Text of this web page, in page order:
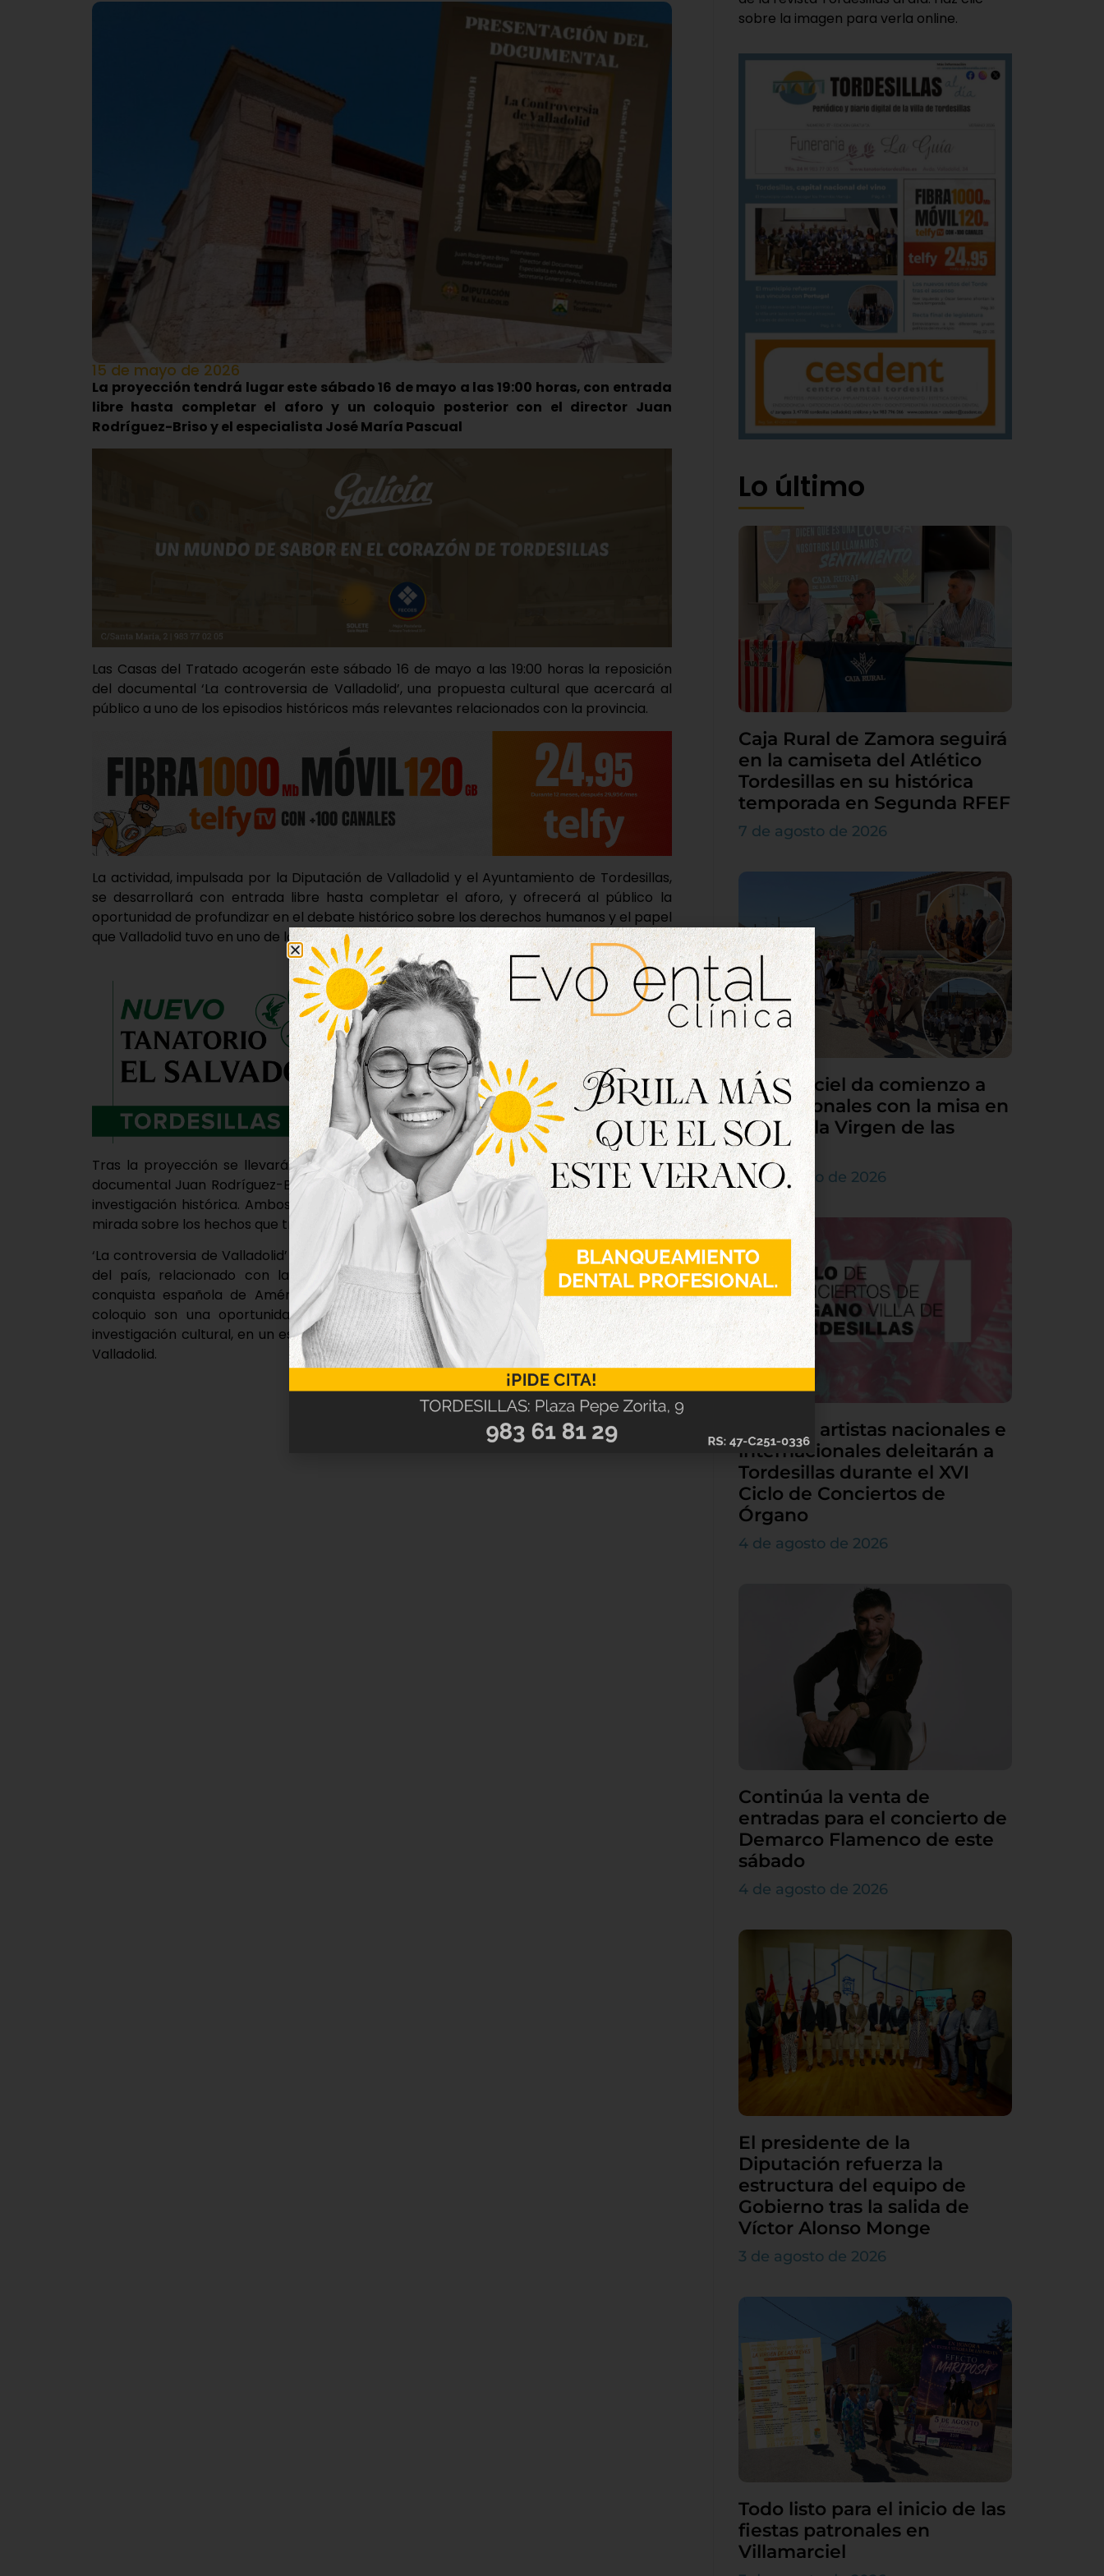
15 de mayo de 2026
La proyección tendrá lugar este sábado 16 de mayo a las 19:00 horas, con entrada
libre hasta completar el aforo y un coloquio posterior con el director Juan
Rodríguez-Briso y el especialista José María Pascual
Las Casas del Tratado acogerán este sábado 16 de mayo a las 19:00 horas la reposición
del documental ‘La controversia de Valladolid’, una propuesta cultural que acercará al
público a uno de los episodios históricos más relevantes relacionados con la provincia.
La actividad, impulsada por la Diputación de Valladolid y el Ayuntamiento de Tordesillas,
se desarrollará con entrada libre hasta completar el aforo, y ofrecerá al público la
oportunidad de profundizar en el debate histórico sobre los derechos humanos y el papel
que Valladolid tuvo en uno de los debates más significativos del siglo XVI.
Tras la proyección se llevará a cabo un coloquio con la participación del director del
documental Juan Rodríguez-Briso y de José María Pascual, el especialista en archivos e
investigación histórica. Ambos explicarán la contextualización de la obra y ampliarán la
mirada sobre los hechos que trata el documental.
‘La controversia de Valladolid’ recupera un capítulo clave de la historia de la provincia y
del país, relacionado con las reflexiones y enfrentamientos sobre la justicia de la
conquista española de América y los derechos de los indígenas. La reposición y el
coloquio son una oportunidad para los amantes de la historia, el patrimonio y la
investigación cultural, en un espacio vinculado a la memoria histórica de la provincia de
Valladolid.
sobre la imagen para verla online.
Lo último
Caja Rural de Zamora seguirá
en la camiseta del Atlético
Tordesillas en su histórica
temporada en Segunda RFEF
7 de agosto de 2026
Villamarciel da comienzo a
sus patronales con la misa en
honor a la Virgen de las
Nieves
5 de agosto de 2026
Grandes artistas nacionales e
internacionales deleitarán a
Tordesillas durante el XVI
Ciclo de Conciertos de
Órgano
4 de agosto de 2026
Continúa la venta de
entradas para el concierto de
Demarco Flamenco de este
sábado
4 de agosto de 2026
El presidente de la
Diputación refuerza la
estructura del equipo de
Gobierno tras la salida de
Víctor Alonso Monge
3 de agosto de 2026
Todo listo para el inicio de las
fiestas patronales en
Villamarciel